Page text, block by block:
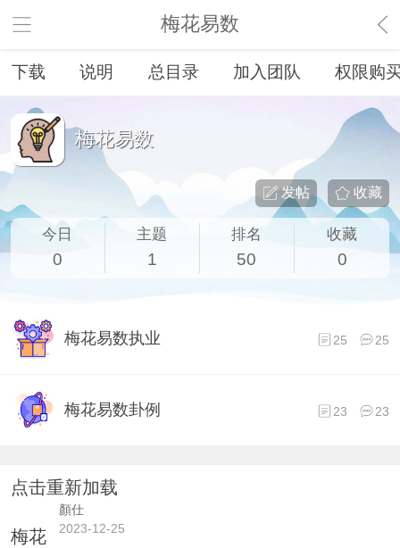
梅花易数
下载 说明 总目录 加入团队 权限购
梅花易数
收藏
发帖
今日
0
主题
1
排名
50
收藏
0
梅花易数执业 25 25
梅花易数卦例 23 23
点击重新加载
顏仕
2023-12-25
梅花